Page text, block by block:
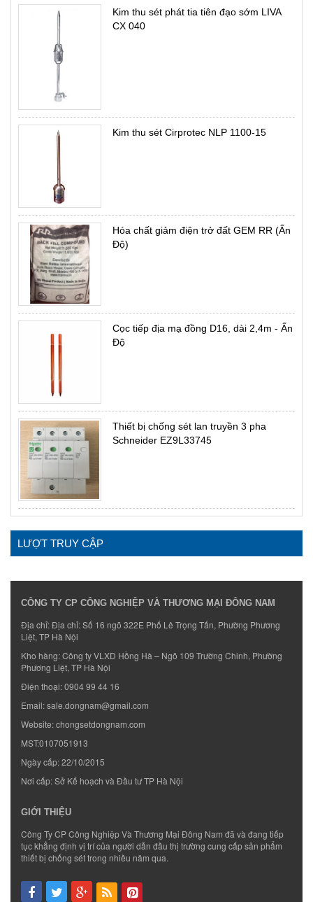
Kim thu sét phát tia tiên đạo sớm LIVA
CX 040
Kim thu sét Cirprotec NLP 1100-15
Hóa chất giảm điện trở đất GEM RR (Ấn
Độ)
Cọc tiếp địa mạ đồng D16, dài 2,4m - Ấn
Độ
Thiết bị chống sét lan truyền 3 pha
Schneider EZ9L33745
LƯỢT TRUY CẬP
CÔNG TY CP CÔNG NGHIỆP VÀ THƯƠNG MẠI ĐÔNG NAM
Địa chỉ: Địa chỉ: Số 16 ngõ 322E Phố Lê Trọng Tấn, Phường Phương
Liệt, TP Hà Nội
Kho hàng: Công ty VLXD Hồng Hà – Ngõ 109 Trường Chinh, Phường
Phương Liệt, TP Hà Nội
Điện thoại:0904 99 44 16
Email:sale.dongnam@gmail.com
Website:chongsetdongnam.com
MST:0107051913
Ngày cấp: 22/10/2015
Nơi cấp: Sở Kế hoạch và Đầu tư TP Hà Nội
GIỚI THIỆU
Công Ty CP Công Nghiệp Và Thương Mại Đông Nam đã và đang tiếp
tục khẳng định vị trí của người dẫn đầu thị trường cung cấp sản phẩm
thiết bị chống sét trong nhiều năm qua.